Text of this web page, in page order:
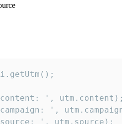
content: ', utm.content);
',
', utm.source);